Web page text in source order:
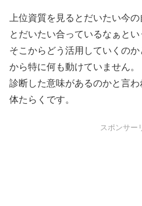
上位資質を見るとだいたい今
とだいたい合っているなぁとい
そこからどう活用していくの
から特に何も動けていません。
診断した意味があるのかと言
体たらくです。
スポンサー